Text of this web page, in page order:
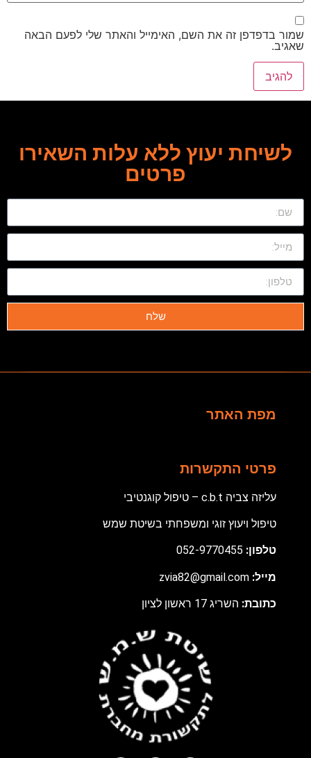
שמור בדפדפן זה את השם, האימייל והאתר שלי לפעם הבאה
שאגיב.
לשיחת יעוץ ללא עלות השאירו
פרטים
שלח
מפת האתר
פרטי התקשרות
עליזה צביה c.b.t – טיפול קוגנטיבי
טיפול ויעוץ זוגי ומשפחתי בשיטת שמש
טלפון:
מייל:
כתובת: השריג 17 ראשון לציון